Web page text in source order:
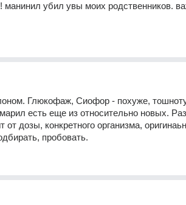
убил увы моих родственников.
Глюкофаж, Сиофор - похуже,
есть еще из относительно новых.
от дозы, конкретного организма,
пробовать.